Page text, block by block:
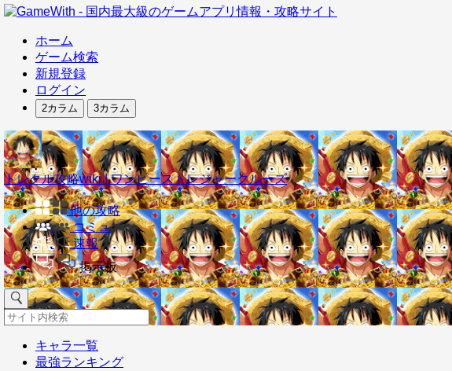
ホーム
ゲーム検索
新規登録
ログイン
2カラム 3カラム
トレクル攻略wiki | ワンピーストレジャークルーズ
他の攻略
コミュ
速報
掲示板
キャラ一覧
最強ランキング